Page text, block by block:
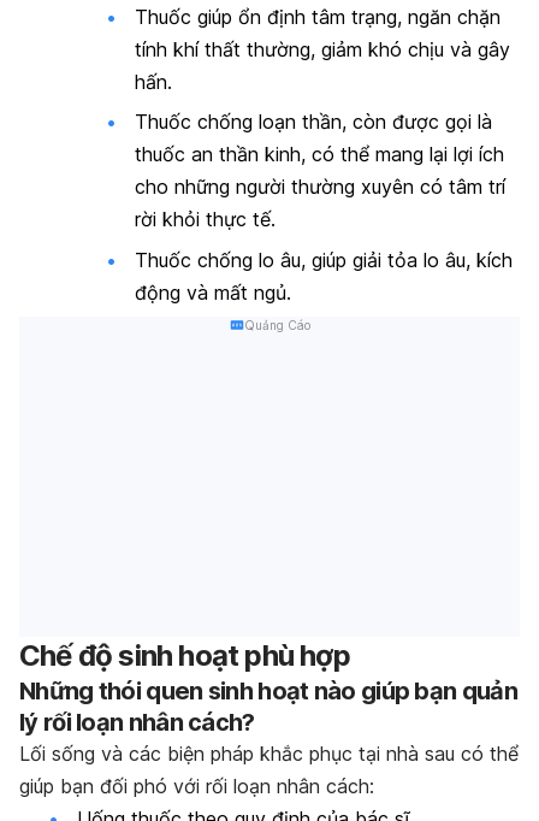
Thuốc giúp ổn định tâm trạng, ngăn chặn
tính khí thất thường, giảm khó chịu và gây
hấn.
Thuốc chống loạn thần, còn được gọi là
thuốc an thần kinh, có thể mang lại lợi ích
cho những người thường xuyên có tâm trí
rời khỏi thực tế.
Thuốc chống lo âu, giúp giải tỏa lo âu, kích
động và mất ngủ.
Quảng Cáo
Chế độ sinh hoạt phù hợp
Những thói quen sinh hoạt nào giúp bạn quản
lý rối loạn nhân cách?
Lối sống và các biện pháp khắc phục tại nhà sau có thể
giúp bạn đối phó với rối loạn nhân cách: